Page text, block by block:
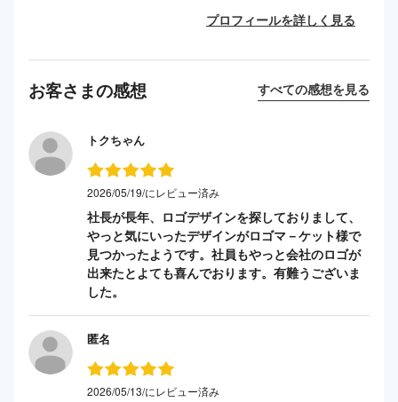
プロフィールを詳しく見る
お客さまの感想 すべての感想を見る
トクちゃん
2026/05/19/にレビュー済み
社長が長年、ロゴデザインを探しておりまして、
やっと気にいったデザインがロゴマ－ケット様で
見つかったようです。社員もやっと会社のロゴが
出来たとよても喜んでおります。有難うございま
した。
匿名
2026/05/13/にレビュー済み